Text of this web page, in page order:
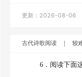
更新：2026-08-06
古代诗歌阅读 ｜ 较
6．阅读下面